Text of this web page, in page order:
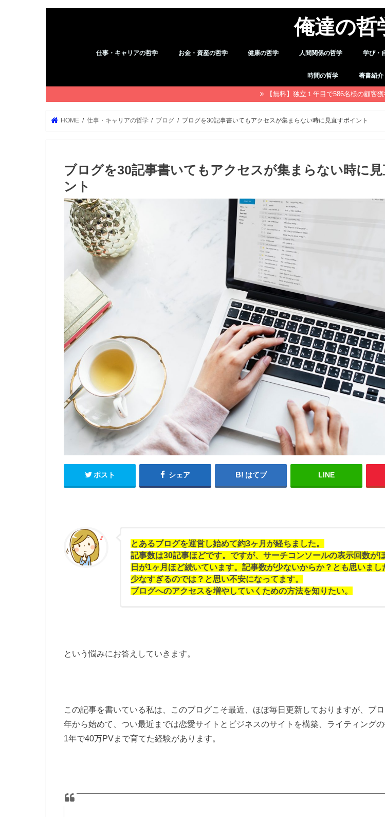
俺達の哲
仕事・キャリアの哲学 お金・資産の哲学 健康の哲学 人間関係の哲学
職場・仕事
学び・
習慣
時間の哲学 著書紹介
【無料】独立１年目で586名様の顧客
HOME 仕事・キャリアの哲学 ブログ ブログを30記事書いてもアクセスが集まらない時に見直すポイント
ブログを30記事書いてもアクセスが集まらない時に見
ント
ポスト シェア はてブ LINE
とあるブログを運営し始めて約3ヶ月が経ちました。
記事数は30記事ほどです。ですが、サーチコンソールの表示回数が
日が1ヶ月ほど続いています。記事数が少ないからか？とも思いまし
少なすぎるのでは？と思い不安になってます。
ブログへのアクセスを増やしていくための方法を知りたい。
という悩みにお答えしていきます。
この記事を書いている私は、このブログこそ最近、ほぼ毎日更新しておりますが、ブ
年から始めて、つい最近までは恋愛サイトとビジネスのサイトを構築、ライティング
1年で40万PVまで育てた経験があります。